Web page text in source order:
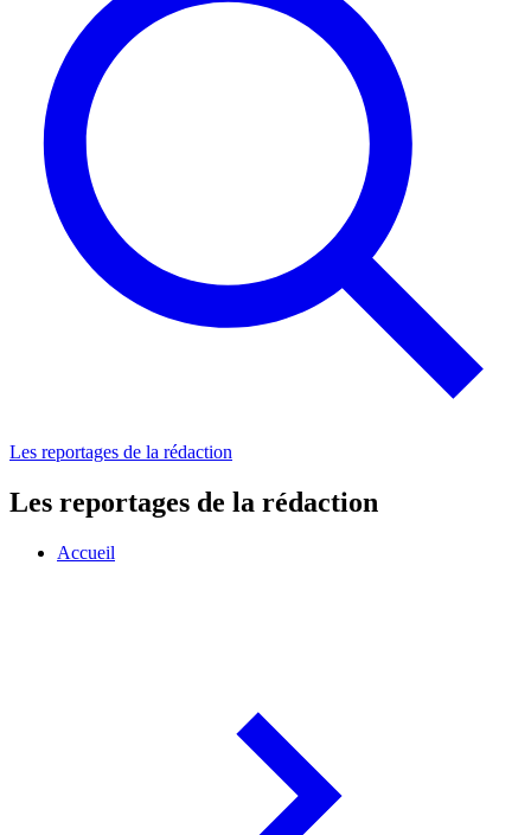
Les reportages de la rédaction
Les reportages de la rédaction
Accueil